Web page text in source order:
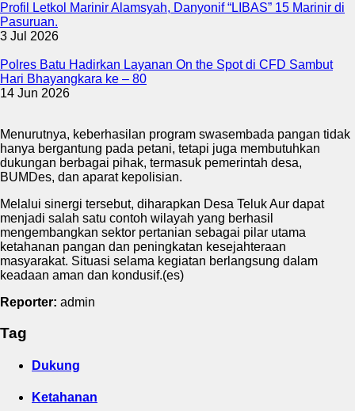
Profil Letkol Marinir Alamsyah, Danyonif “LIBAS” 15 Marinir di
Pasuruan.
3 Jul 2026
Polres Batu Hadirkan Layanan On the Spot di CFD Sambut
Hari Bhayangkara ke – 80
14 Jun 2026
Menurutnya, keberhasilan program swasembada pangan tidak
hanya bergantung pada petani, tetapi juga membutuhkan
dukungan berbagai pihak, termasuk pemerintah desa,
BUMDes, dan aparat kepolisian.
Melalui sinergi tersebut, diharapkan Desa Teluk Aur dapat
menjadi salah satu contoh wilayah yang berhasil
mengembangkan sektor pertanian sebagai pilar utama
ketahanan pangan dan peningkatan kesejahteraan
masyarakat. Situasi selama kegiatan berlangsung dalam
keadaan aman dan kondusif.(es)
Reporter: admin
Tag
Dukung
Ketahanan